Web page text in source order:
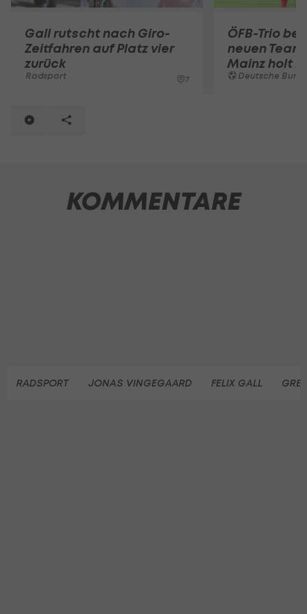
Gall rutscht nach Giro-
Zeitfahren auf Platz vier
zurück
Radsport 7
ÖFB-Trio
neuen
Mainz holt
Deutsche
KOMMENTARE
RADSPORT JONAS VINGEGAARD FELIX GALL